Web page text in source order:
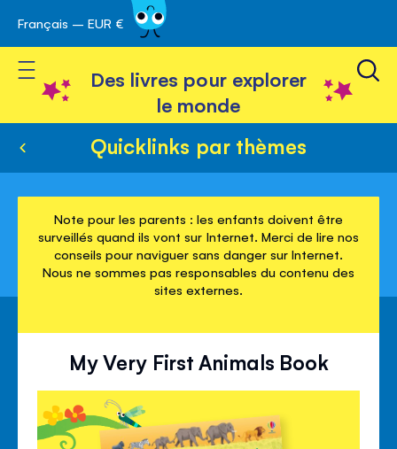
Skip
to
Content
Français – EUR €
Toggle Nav
Des livres pour explorer
le monde
Quicklinks par thèmes
Note pour les parents : les enfants doivent être
surveillés quand ils vont sur Internet. Merci de lire nos
conseils pour naviguer sans danger sur Internet.
Nous ne sommes pas responsables du contenu des
sites externes.
My Very First Animals Book